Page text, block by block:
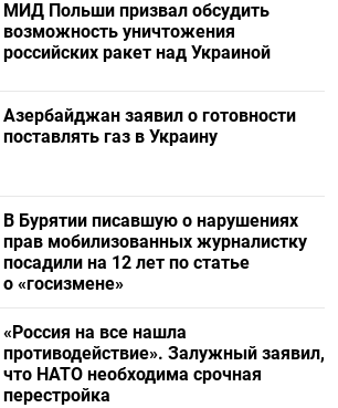
МИД Польши призвал обсудить
возможность уничтожения
российских ракет над Украиной
Азербайджан заявил о готовности
поставлять газ в Украину
В Бурятии писавшую о нарушениях
прав мобилизованных журналистку
посадили на 12 лет по статье
о «госизмене»
«Россия на все нашла
противодействие». Залужный заявил,
что НАТО необходима срочная
перестройка